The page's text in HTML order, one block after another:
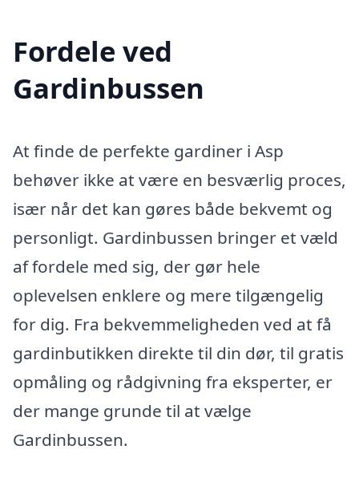
Fordele ved
Gardinbussen
At finde de perfekte gardiner i Asp
behøver ikke at være en besværlig proces,
især når det kan gøres både bekvemt og
personligt. Gardinbussen bringer et væld
af fordele med sig, der gør hele
oplevelsen enklere og mere tilgængelig
for dig. Fra bekvemmeligheden ved at få
gardinbutikken direkte til din dør, til gratis
opmåling og rådgivning fra eksperter, er
der mange grunde til at vælge
Gardinbussen.